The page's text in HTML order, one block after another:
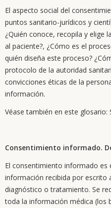
El aspecto social del
puntos sanitario-jurídicos y
¿Quién conoce, recopila y elige
al paciente?, ¿Cómo es el
quién diseña este proceso?
protocolo de la autoridad
convicciones éticas de la
información.
Véase también en este glosario:
Consentimiento informado.
El consentimiento informado
información recibida por escrito
diagnóstico o tratamiento. Se
toda la información médica (los